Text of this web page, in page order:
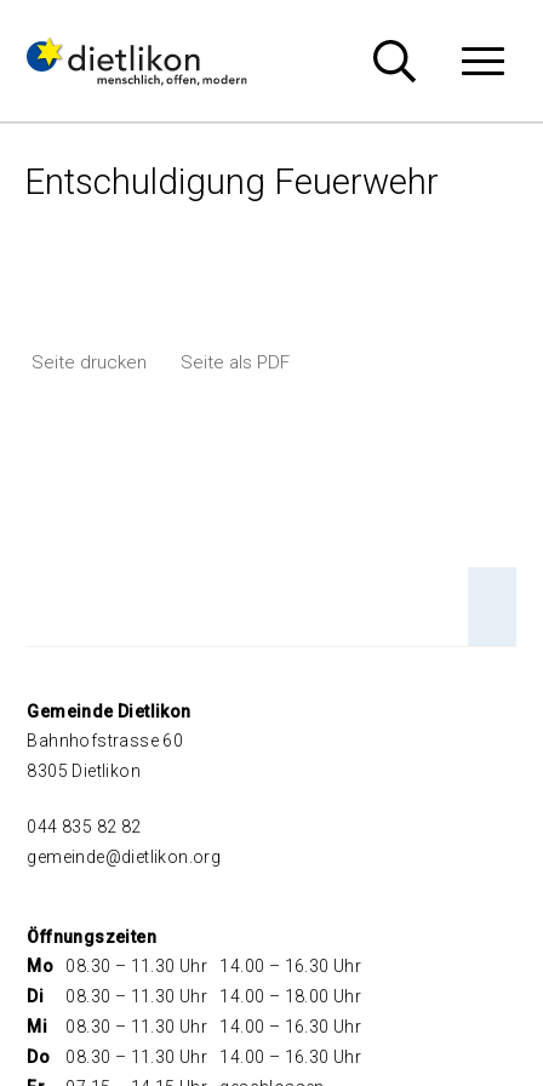
Entschuldigung Feuerwehr
Seite drucken Seite als PDF
Footer
Gemeinde Dietlikon
Bahnhofstrasse 60
8305 Dietlikon
044 835 82 82
gemeinde@dietlikon.org
Öffnungszeiten
Mo
08.30 – 11.30 Uhr
14.00 – 16.30 Uhr
Di
08.30 – 11.30 Uhr
14.00 – 18.00 Uhr
Mi
08.30 – 11.30 Uhr
14.00 – 16.30 Uhr
Do
08.30 – 11.30 Uhr
14.00 – 16.30 Uhr